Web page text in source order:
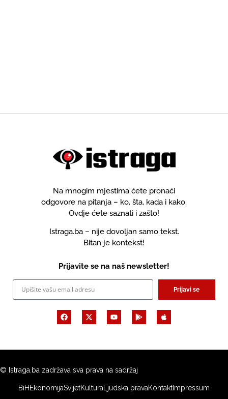
Na mnogim mjestima ćete pronaći
odgovore na pitanja – ko, šta, kada i kako.
Ovdje ćete saznati i zašto!
Istraga.ba – nije dovoljan samo tekst.
Bitan je kontekst!
Prijavite se na naš newsletter!
Prijavi se
© Istraga.ba zadržava sva prava na sadržaj
BiH EkonomijaSvijetKulturaLjudska pravaKontakt Impressum